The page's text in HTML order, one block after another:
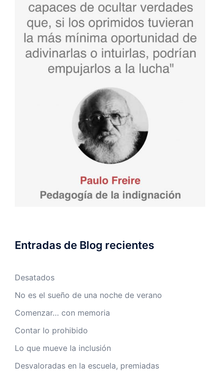
Entradas de Blog recientes
Desatados
No es el sueño de una noche de verano
Comenzar… con memoria
Contar lo prohibido
Lo que mueve la inclusión
Desvaloradas en la escuela, premiadas